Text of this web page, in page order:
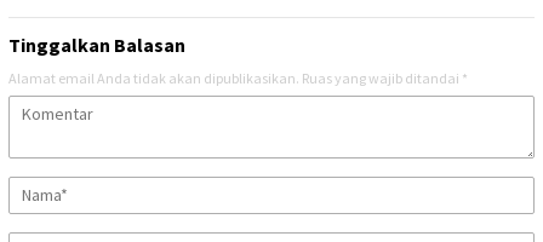
Tinggalkan Balasan
Alamat email Anda tidak akan dipublikasikan. Ruas yang wajib ditandai *